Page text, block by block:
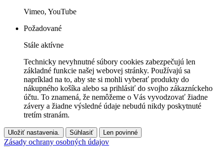
Vimeo, YouTube
Požadované
Stále aktívne
Technicky nevyhnutné súbory cookies zabezpečujú len
základné funkcie našej webovej stránky. Používajú sa
napríklad na to, aby ste si mohli vyberať produkty do
nákupného košíka alebo sa prihlásiť do svojho zákazníckeho
účtu. To znamená, že nemôžeme o Vás vyvodzovať žiadne
závery a žiadne výsledné údaje nebudú nikdy poskytnuté
tretím stranám.
Uložiť nastavenia. Súhlasiť Len povinné
Zásady ochrany osobných údajov